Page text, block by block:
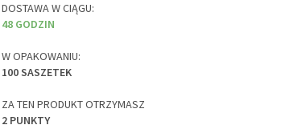
DOSTAWA W CIĄGU:
48 GODZIN
W OPAKOWANIU:
100 SASZETEK
ZA TEN PRODUKT OTRZYMASZ
2 PUNKTY